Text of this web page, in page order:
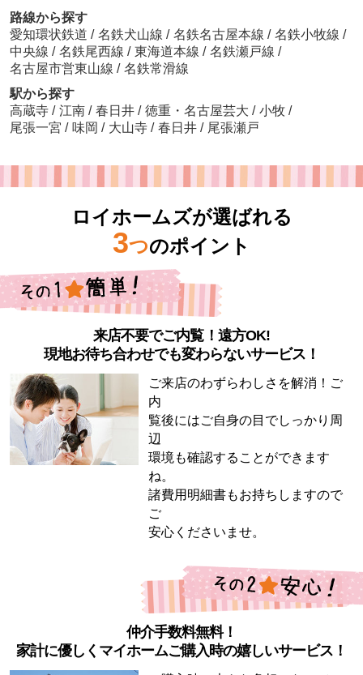
路線から探す
愛知環状鉄道 / 名鉄犬山線 / 名鉄名古屋本線 / 名鉄小牧線 /
中央線 / 名鉄尾西線 / 東海道本線 / 名鉄瀬戸線 /
名古屋市営東山線 / 名鉄常滑線
駅から探す
高蔵寺 / 江南 / 春日井 / 徳重・名古屋芸大 / 小牧 /
尾張一宮 / 味岡 / 大山寺 / 春日井 / 尾張瀬戸
ロイホームズが選ばれる
3つのポイント
来店不要でご内覧！遠方OK!
現地お待ち合わせでも変わらないサービス！
ご来店のわずらわしさを解消！ご
内
覧後にはご自身の目でしっかり周
辺
環境も確認することができます
ね。
諸費用明細書もお持ちしますので
ご
安心くださいませ。
仲介手数料無料！
家計に優しくマイホームご購入時の嬉しいサービス！